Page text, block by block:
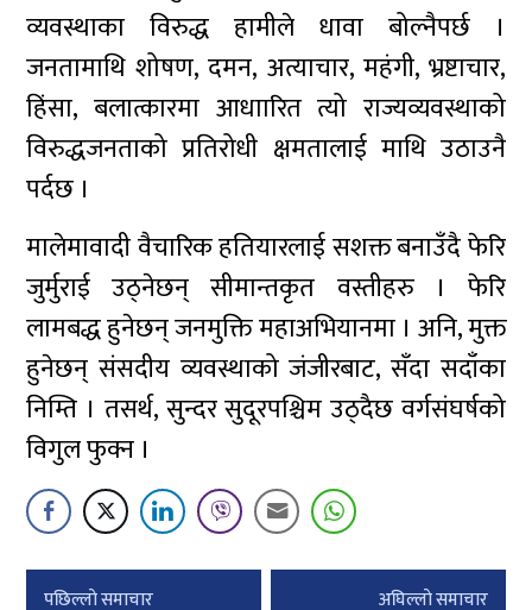
व्यवस्थाका विरुद्ध हामीले धावा बोल्नैपर्छ ।
जनतामाथि शोषण, दमन, अत्याचार, महंगी, भ्रष्टाचार,
हिंसा, बलात्कारमा आधाारित त्यो राज्यव्यवस्थाको
विरुद्धजनताको प्रतिरोधी क्षमतालाई माथि उठाउनै
पर्दछ ।
मालेमावादी वैचारिक हतियारलाई सशक्त बनाउँदै फेरि
जुर्मुराई उठ्नेछन् सीमान्तकृत वस्तीहरु । फेरि
लामबद्ध हुनेछन् जनमुक्ति महाअभियानमा । अनि, मुक्त
हुनेछन् संसदीय व्यवस्थाको जंजीरबाट, सँदा सदाँका
निम्ति । तसर्थ, सुन्दर सुदूरपश्चिम उठ्दैछ वर्गसंघर्षको
विगुल फुक्न ।
Post
पछिल्लाे समाचार
अघिल्लाे समाचार